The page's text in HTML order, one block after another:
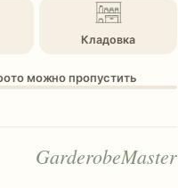
Кладовка
можно пропустить
GarderobeMaster